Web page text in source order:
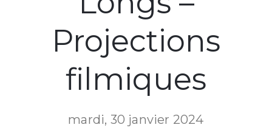
Projections
filmiques
mardi, 30 janvier 2024